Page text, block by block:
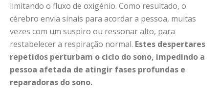
limitando o fluxo de oxigénio. Como resultado, o
cérebro envia sinais para acordar a pessoa, muitas
vezes com um suspiro ou ressonar alto, para
restabelecer a respiração normal. Estes despertares
repetidos perturbam o ciclo do sono, impedindo a
pessoa afetada de atingir fases profundas e
reparadoras do sono.